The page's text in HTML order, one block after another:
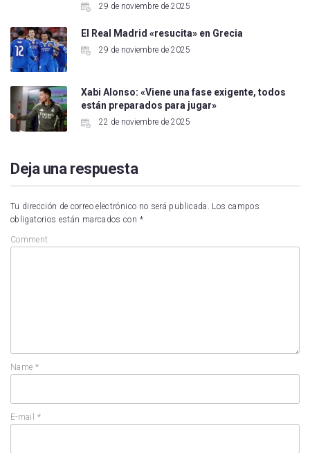
29 de noviembre de 2025
El Real Madrid «resucita» en Grecia
29 de noviembre de 2025
Xabi Alonso: «Viene una fase exigente, todos
están preparados para jugar»
22 de noviembre de 2025
Deja una respuesta
Tu dirección de correo electrónico no será publicada.
Los campos
obligatorios están marcados con *
Comment
Name *
E-mail *